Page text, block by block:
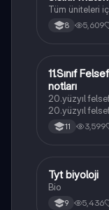
Tüm üniteleri
8 5,609
Felsefe
11.Sınıf
notları
20.yüzyıl
20.yüzyıl
konularını
11 3,599
Biyoloji
Tyt biyoloji
Bio
9 5,436